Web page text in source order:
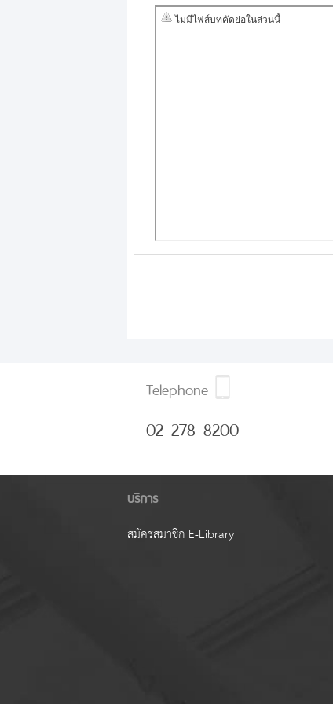
Telephone
02 278 8200
บริการ
สมัครสมาชิก E-Library